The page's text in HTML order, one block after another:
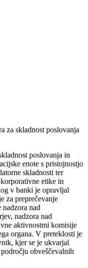
za skladnost poslovanja
poslovanja in
enote s pristojnostjo
skladnosti ter
etike in
v banki je opravljal
za preprečevanje
nad
nadzora nad
aktivnostmi komisije
organa. V preteklosti je
kjer se je ukvarjal
obveščevalnih